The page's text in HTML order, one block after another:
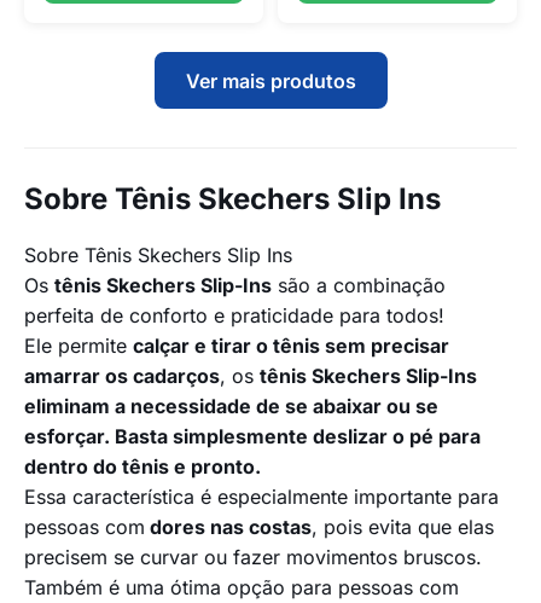
Ver mais produtos
Sobre Tênis Skechers Slip Ins
Sobre Tênis Skechers Slip Ins
Os tênis Skechers Slip-Ins são a combinação
perfeita de conforto e praticidade para todos!
Ele permite calçar e tirar o tênis sem precisar
amarrar os cadarços, os tênis Skechers Slip-Ins
eliminam a necessidade de se abaixar ou se
esforçar. Basta simplesmente deslizar o pé para
dentro do tênis e pronto.
Essa característica é especialmente importante para
pessoas com dores nas costas, pois evita que elas
precisem se curvar ou fazer movimentos bruscos.
Também é uma ótima opção para pessoas com